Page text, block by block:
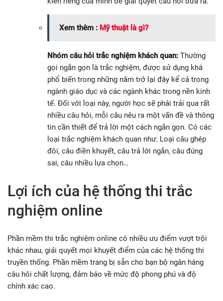
Xem thêm : Mỹ thuật là gì?
Nhóm câu hỏi trắc nghiệm khách quan: Thường
gọi ngắn gọn là trắc nghiệm, được sử dụng khá
phổ biến trong những năm trở lại đây kể cả trong
ngành giáo dục và các ngành khác trong nền kinh
tế. Đối với loại này, người học sẽ phải trải qua rất
nhiều câu hỏi, mỗi câu nêu ra một vấn đề và thông
tin cần thiết để trả lời một cách ngắn gọn. Có các
loại trắc nghiệm khách quan như: Loại câu ghép
đôi, câu điền khuyết, câu trả lời ngắn, câu đúng
sai, câu nhiều lựa chọn…
Lợi ích của hệ thống thi trắc
nghiệm online
Phần mềm thi trắc nghiệm online có nhiều ưu điểm vượt trội
khác nhau, giải quyết mọi khuyết điểm của các hệ thống thi
truyền thống. Phần mềm trang bị sẵn cho bạn bộ ngân hàng
câu hỏi chất lượng, đảm bảo về mức độ phong phú và độ
chính xác cao.